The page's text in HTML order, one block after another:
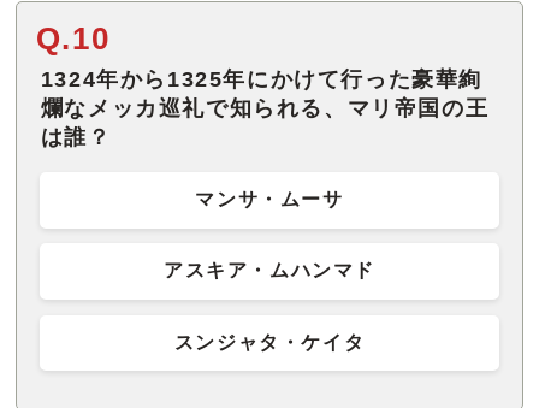
Q.10
1324年から1325年にかけて行った豪華絢
爛なメッカ巡礼で知られる、マリ帝国の王
は誰？
マンサ・ムーサ
アスキア・ムハンマド
スンジャタ・ケイタ